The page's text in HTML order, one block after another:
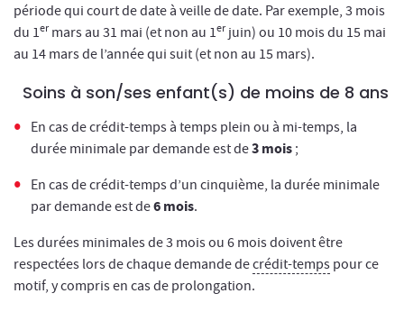
période qui court de date à veille de date. Par exemple, 3 mois
du 1er mars au 31 mai (et non au 1er juin) ou 10 mois du 15 mai
au 14 mars de l’année qui suit (et non au 15 mars).
Soins à son/ses enfant(s) de moins de 8 ans
En cas de crédit-temps à temps plein ou à mi-temps, la
durée minimale par demande est de3 mois ;
En cas de crédit-temps d’un cinquième, la durée minimale
par demande est de6 mois.
Les durées minimales de 3 mois ou 6 mois doivent être
respectées lors de chaque demande decrédit-temps pour ce
motif, y compris en cas de prolongation.